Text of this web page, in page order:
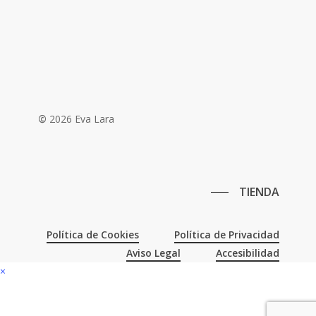
© 2026 Eva Lara
TIENDA
Política de Cookies
Política de Privacidad
Aviso Legal
Accesibilidad
×